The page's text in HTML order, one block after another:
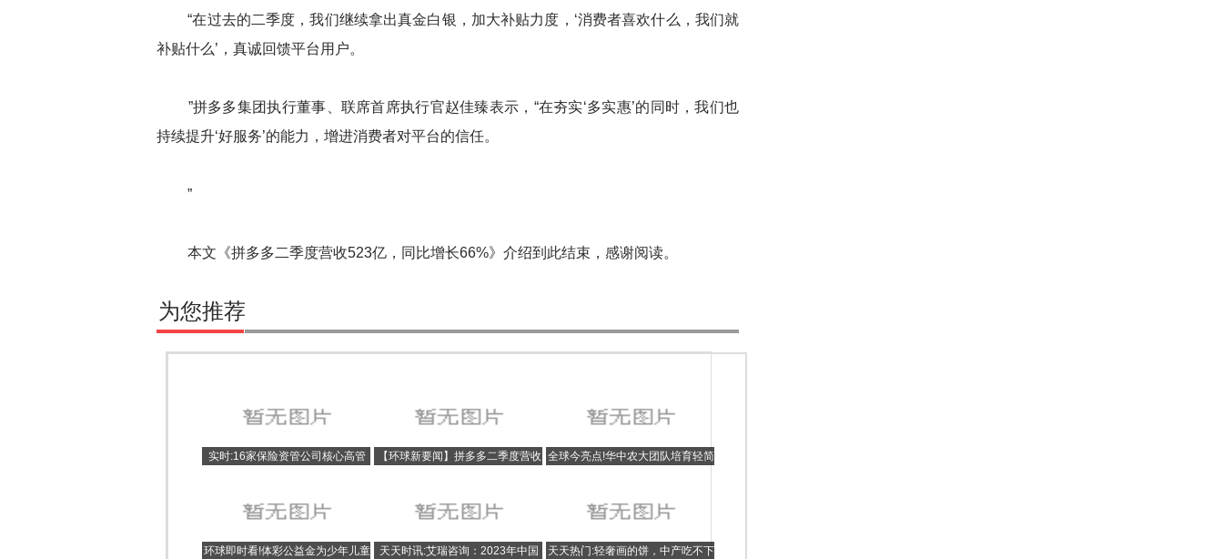
“在过去的二季度，我们继续拿出真金白银，加大补贴力度，‘消费者喜欢什么，我们就
补贴什么’，真诚回馈平台用户。
”拼多多集团执行董事、联席首席执行官赵佳臻表示，“在夯实‘多实惠’的同时，我们也
持续提升‘好服务’的能力，增进消费者对平台的信任。
”
本文《拼多多二季度营收523亿，同比增长66%》介绍到此结束，感谢阅读。
为您推荐
实时:16家保险资管公司核心高管
【环球新要闻】拼多多二季度营收 全球今亮点!华中农大团队培育轻简
环球即时看!体彩公益金为少年儿童 天天时讯:艾瑞咨询：2023年中国 天天热门:轻奢画的饼，中产吃不下